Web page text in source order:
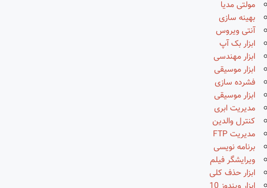
مولتی مدیا
بهینه سازی
آنتی ویروس
ابزار بک آپ
ابزار مهندسی
ابزار موسیقی
فشرده سازی
ابزار موسیقی
مدیریت ابری
کنترل والدین
مدیریت FTP
برنامه نویسی
ویرایشگر فیلم
ابزار حذف کلی